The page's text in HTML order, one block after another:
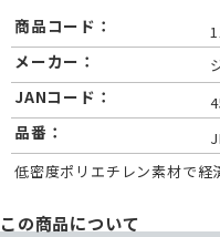
商品コード：
メーカー：
JANコード：
品番：
低密度ポリエチレン素材で経
この商品について